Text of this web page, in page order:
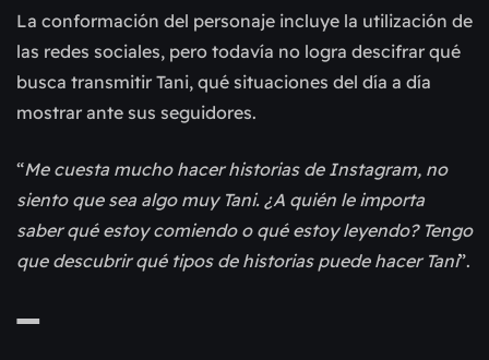
La conformación del personaje incluye la utilización de
las redes sociales, pero todavía no logra descifrar qué
busca transmitir Tani, qué situaciones del día a día
mostrar ante sus seguidores.
“Me cuesta mucho hacer historias de Instagram, no
siento que sea algo muy Tani. ¿A quién le importa
saber qué estoy comiendo o qué estoy leyendo? Tengo
que descubrir qué tipos de historias puede hacer Tani”.
—